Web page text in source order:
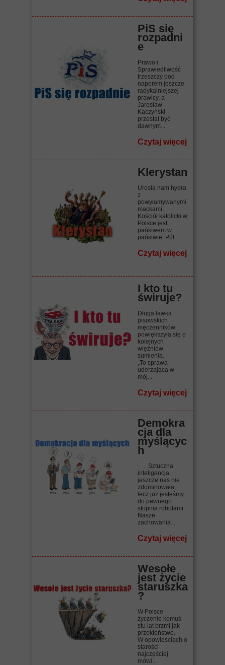
PiS się
rozpadni
e
Prawo i
Sprawiedliwość
trzeszczy pod
naporem jeszcze
radykalniejszej
prawicy, a
Jarosław
Kaczyński
przestał być
dawnym...
Czytaj więcej
Klerystan
Urosła nam hydra
z
powyłamywanymi
mackami.
Kościół katolicki w
Polsce jest
państwem w
państwie. Pół...
Czytaj więcej
I kto tu
świruje?
Długa ławka
pisowskich
męczenników
powiększyła się o
kolejnych
więźniów
sumienia.
„To sprawa
uderzająca w
mój...
Czytaj więcej
Demokra
cja dla
myślącyc
h
Sztuczna
inteligencja
jeszcze nas nie
zdominowała,
lecz już jesteśmy
do pewnego
stopnia robotami.
Nasze
zachowania...
Czytaj więcej
Wesołe
jest życie
staruszka
?
W Polsce
życzenie komuś
stu lat brzmi jak
przekleństwo.
W opowieściach o
starości
najczęściej
mówi...